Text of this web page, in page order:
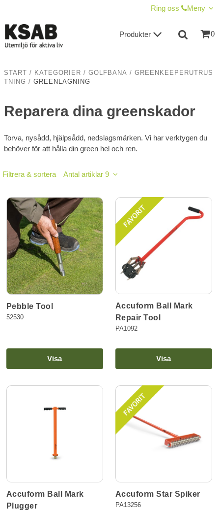
Ring oss Meny
0
Produkter
START / KATEGORIER / GOLFBANA / GREENKEEPERUTRUS
TNING / GREENLAGNING
Reparera dina greenskador
Torva, nysådd, hjälpsådd, nedslagsmärken. Vi har verktygen du
behöver för att hålla din green hel och ren.
Filtrera & sortera Antal artiklar 9
Pebble Tool
52530
Visa
Accuform Ball Mark
Repair Tool
PA1092
Visa
Accuform Ball Mark
Plugger
Accuform Star Spiker
PA13256
TILL KASSAN